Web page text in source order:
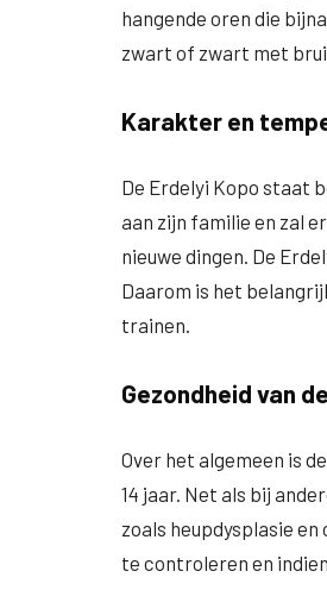
hangende oren die
zwart of zwart met
Karakter en
De Erdelyi Kopo staat
aan zijn familie en zal
nieuwe dingen. De
Daarom is het
trainen.
Gezondheid van
Over het algemeen is
14 jaar. Net als bij
zoals heupdysplasie
te controleren en